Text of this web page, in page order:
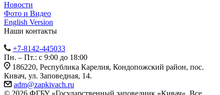
Новости
Фото и Видео
English Version
Наши контакты
+7-8142-445033
Пн. – Пт.: с 9:00 до 18:00
186220, Республика Карелия, Кондопожский район, пос.
Кивач, ул. Заповедная, 14.
adm@zapkivach.ru
© 2026 ФГБУ «Государственный заповедник «Кивач». Все